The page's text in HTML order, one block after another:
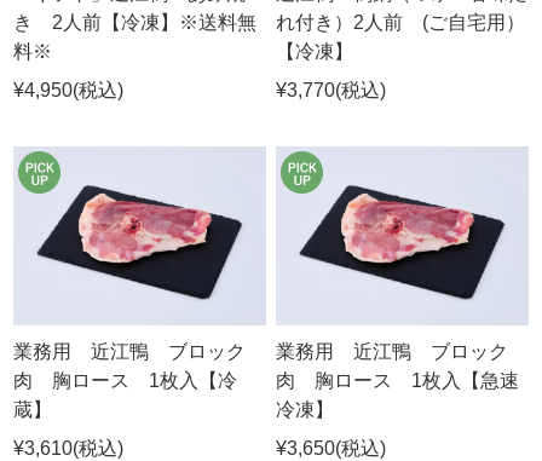
き 2人前【冷凍】※送料無
料※
¥4,950(税込)
れ付き）2人前 (ご自宅用）
【冷凍】
¥3,770(税込)
業務用 近江鴨 ブロック
肉 胸ロース 1枚入【冷
蔵】
¥3,610(税込)
業務用 近江鴨 ブロック
肉 胸ロース 1枚入【急速
冷凍】
¥3,650(税込)